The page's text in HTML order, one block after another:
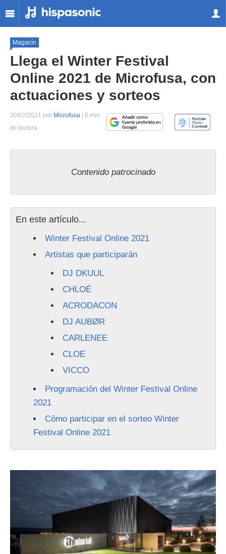
Magacín
Llega el Winter Festival
Online 2021 de Microfusa, con
actuaciones y sorteos
20/02/2021 por Microfusa | 6 min
de lectura
Contenido patrocinado
En este artículo...
Winter Festival Online 2021
Artistas que participarán
DJ DKUUL
CHLOÉ
ACRODACON
DJ AUBØR
CARLENEE
CLOE
VICCO
Programación del Winter Festival Online
2021
Cómo participar en el sorteo Winter
Festival Online 2021